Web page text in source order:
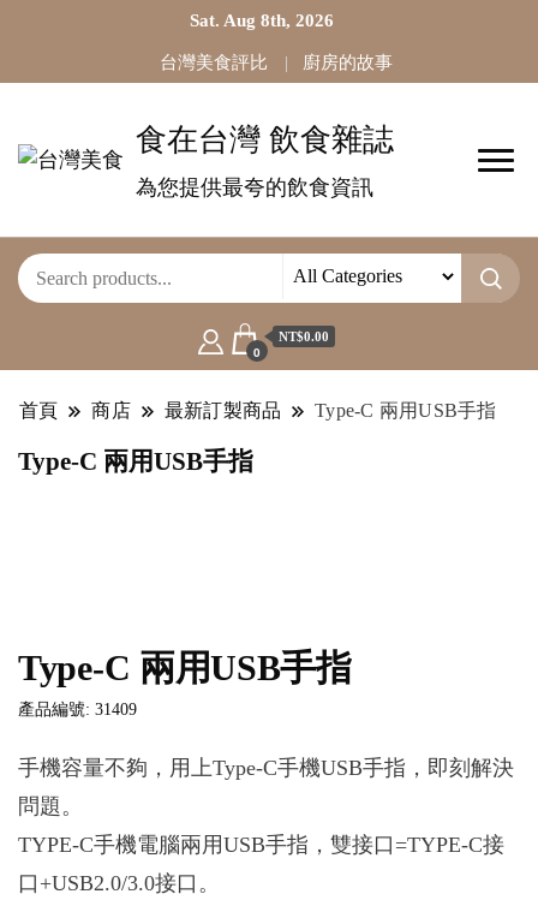
Sat. Aug 8th, 2026
台灣美食評比 廚房的故事
食在台灣 飲食雜誌
為您提供最夸的飲食資訊
0
NT$0.00
首頁 商店 最新訂製商品 Type-C 兩用USB手指
Type-C 兩用USB手指
Type-C 兩用USB手指
產品編號: 31409
手機容量不夠，用上Type-C手機USB手指，即刻解決
問題。
TYPE-C手機電腦兩用USB手指，雙接口=TYPE-C接
口+USB2.0/3.0接口。